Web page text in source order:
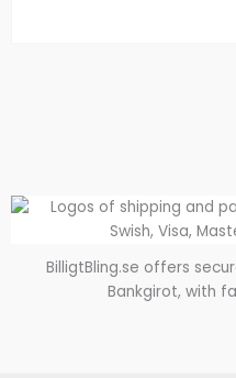
BilligtBling.se offers
Bankgirot, with